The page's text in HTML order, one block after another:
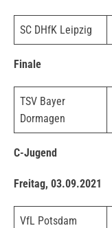
SC DHfK Leipzig
Finale
TSV Bayer
Dormagen
C-Jugend
Freitag, 03.09.2021
VfL Potsdam